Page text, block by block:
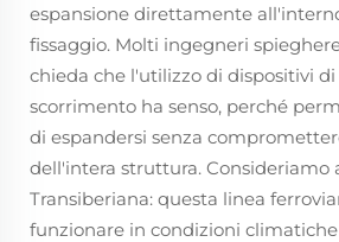
espansione direttamente
fissaggio. Molti ingegneri
chieda che l'utilizzo di dispositivi
scorrimento ha senso, perché
di espandersi senza
dell'intera struttura. Consideriamo
Transiberiana: questa linea
funzionare in condizioni